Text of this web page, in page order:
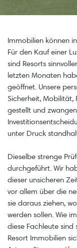
Immobilien können
Für den Kauf einer
sind Resorts
letzten Monaten
geöffnet. Unsere
Sicherheit, Mobilität,
gestellt und
unter Druck
Dieselbe strenge
durchgeführt. Wir
dieser unsicheren
vor allem über die
sie daraus ziehen,
werden sollen. Wie
diese Fachleute sind
Resort Immobilien